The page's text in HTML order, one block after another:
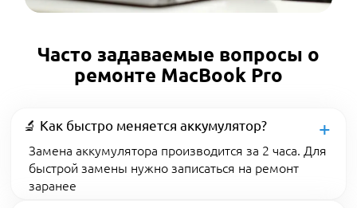
Часто задаваемые вопросы о
ремонте MacBook Pro
🔬 Как быстро меняется аккумулятор?
Замена аккумулятора производится за 2 часа. Для
быстрой замены нужно записаться на ремонт
заранее